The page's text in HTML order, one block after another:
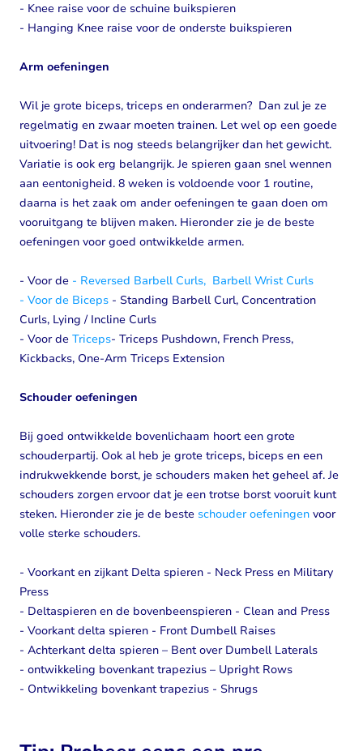
- Knee raise voor de schuine buikspieren
- Hanging Knee raise voor de onderste buikspieren
Arm oefeningen
Wil je grote biceps, triceps en onderarmen? Dan zul je ze
regelmatig en zwaar moeten trainen. Let wel op een goede
uitvoering! Dat is nog steeds belangrijker dan het gewicht.
Variatie is ook erg belangrijk. Je spieren gaan snel wennen
aan eentonigheid. 8 weken is voldoende voor 1 routine,
daarna is het zaak om ander oefeningen te gaan doen om
vooruitgang te blijven maken. Hieronder zie je de beste
oefeningen voor goed ontwikkelde armen.
- Voor de - Reversed Barbell Curls, Barbell Wrist Curls
- Voor de Biceps - Standing Barbell Curl, Concentration
Curls, Lying / Incline Curls
- Voor de Triceps- Triceps Pushdown, French Press,
Kickbacks, One-Arm Triceps Extension
Schouder oefeningen
Bij goed ontwikkelde bovenlichaam hoort een grote
schouderpartij. Ook al heb je grote triceps, biceps en een
indrukwekkende borst, je schouders maken het geheel af. Je
schouders zorgen ervoor dat je een trotse borst vooruit kunt
steken. Hieronder zie je de beste schouder oefeningen voor
volle sterke schouders.
- Voorkant en zijkant Delta spieren - Neck Press en Military
Press
- Deltaspieren en de bovenbeenspieren - Clean and Press
- Voorkant delta spieren - Front Dumbell Raises
- Achterkant delta spieren – Bent over Dumbell Laterals
- ontwikkeling bovenkant trapezius – Upright Rows
- Ontwikkeling bovenkant trapezius - Shrugs